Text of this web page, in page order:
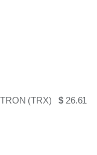
TRON (TRX) $ 26.61